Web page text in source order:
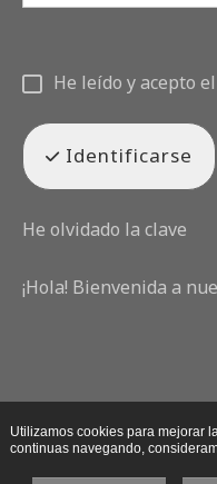
He leído y acepto el
Identificarse
He olvidado la clave
¡Hola! Bienvenida a
Utilizamos cookies para mejorar
continuas navegando,